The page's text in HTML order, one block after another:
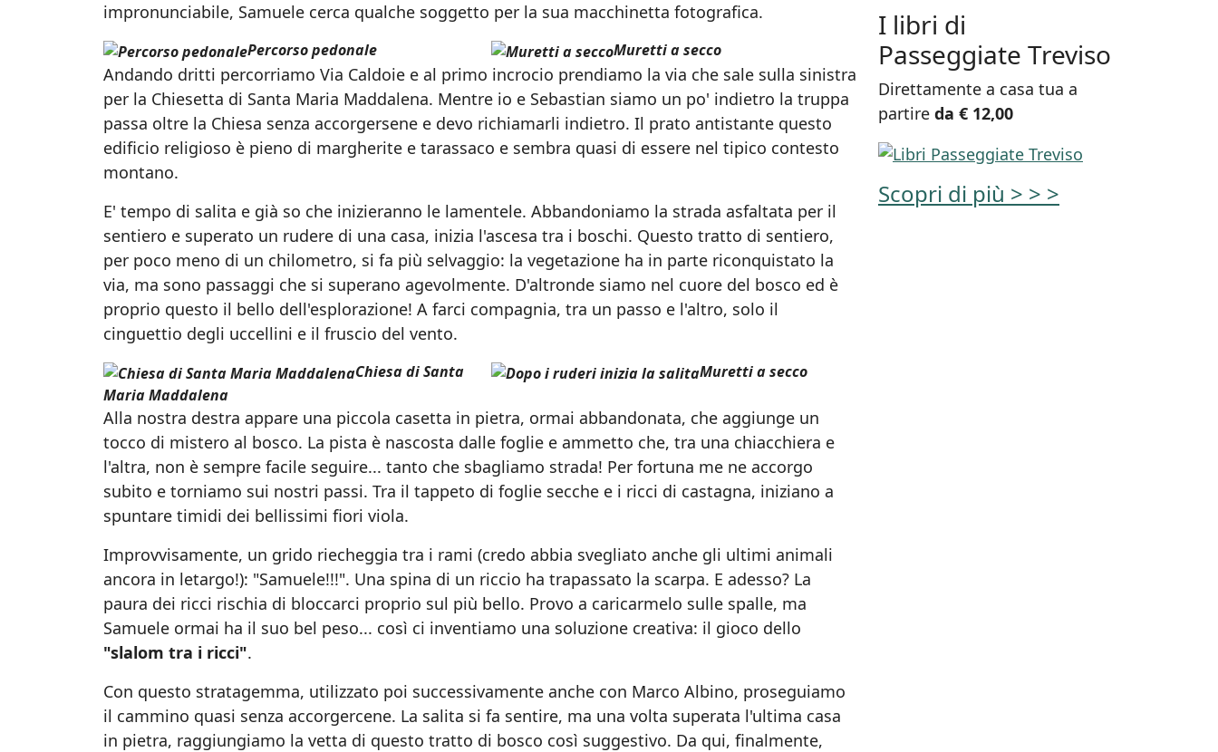
impronunciabile, Samuele cerca qualche soggetto per la sua macchinetta fotografica.
Percorso pedonale Muretti a secco
Andando dritti percorriamo Via Caldoie e al primo incrocio prendiamo la via che sale sulla sinistra
per la Chiesetta di Santa Maria Maddalena. Mentre io e Sebastian siamo un po' indietro la truppa
passa oltre la Chiesa senza accorgersene e devo richiamarli indietro. Il prato antistante questo
edificio religioso è pieno di margherite e tarassaco e sembra quasi di essere nel tipico contesto
montano.
E' tempo di salita e già so che inizieranno le lamentele. Abbandoniamo la strada asfaltata per il
sentiero e superato un rudere di una casa, inizia l'ascesa tra i boschi. Questo tratto di sentiero,
per poco meno di un chilometro, si fa più selvaggio: la vegetazione ha in parte riconquistato la
via, ma sono passaggi che si superano agevolmente. D'altronde siamo nel cuore del bosco ed è
proprio questo il bello dell'esplorazione! A farci compagnia, tra un passo e l'altro, solo il
cinguettio degli uccellini e il fruscio del vento.
Chiesa di Santa
Maria Maddalena
Muretti a secco
Alla nostra destra appare una piccola casetta in pietra, ormai abbandonata, che aggiunge un
tocco di mistero al bosco. La pista è nascosta dalle foglie e ammetto che, tra una chiacchiera e
l'altra, non è sempre facile seguire... tanto che sbagliamo strada! Per fortuna me ne accorgo
subito e torniamo sui nostri passi. Tra il tappeto di foglie secche e i ricci di castagna, iniziano a
spuntare timidi dei bellissimi fiori viola.
Improvvisamente, un grido riecheggia tra i rami (credo abbia svegliato anche gli ultimi animali
ancora in letargo!): "Samuele!!!". Una spina di un riccio ha trapassato la scarpa. E adesso? La
paura dei ricci rischia di bloccarci proprio sul più bello. Provo a caricarmelo sulle spalle, ma
Samuele ormai ha il suo bel peso... così ci inventiamo una soluzione creativa: il gioco dello
"slalom tra i ricci".
Con questo stratagemma, utilizzato poi successivamente anche con Marco Albino, proseguiamo
il cammino quasi senza accorgercene. La salita si fa sentire, ma una volta superata l'ultima casa
in pietra, raggiungiamo la vetta di questo tratto di bosco così suggestivo. Da qui, finalmente,
I libri di
Passeggiate Treviso
Direttamente a casa tua a
partire da € 12,00
Scopri di più > > >